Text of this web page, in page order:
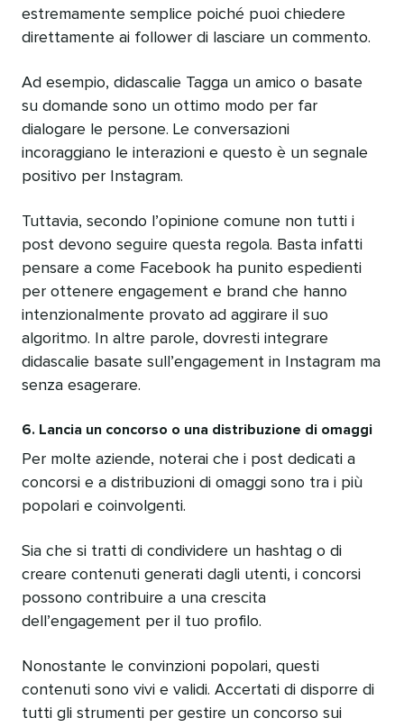
estremamente semplice poiché puoi chiedere
direttamente ai follower di lasciare un commento.
Ad esempio, didascalie Tagga un amico o basate
su domande sono un ottimo modo per far
dialogare le persone. Le conversazioni
incoraggiano le interazioni e questo è un segnale
positivo per Instagram.
Tuttavia, secondo l’opinione comune non tutti i
post devono seguire questa regola. Basta infatti
pensare a come Facebook ha punito espedienti
per ottenere engagement e brand che hanno
intenzionalmente provato ad aggirare il suo
algoritmo. In altre parole, dovresti integrare
didascalie basate sull’engagement in Instagram ma
senza esagerare.
6. Lancia un concorso o una distribuzione di omaggi
Per molte aziende, noterai che i post dedicati a
concorsi e a distribuzioni di omaggi sono tra i più
popolari e coinvolgenti.
Sia che si tratti di condividere un hashtag o di
creare contenuti generati dagli utenti, i concorsi
possono contribuire a una crescita
dell’engagement per il tuo profilo.
Nonostante le convinzioni popolari, questi
contenuti sono vivi e validi. Accertati di disporre di
tutti gli strumenti per gestire un concorso sui